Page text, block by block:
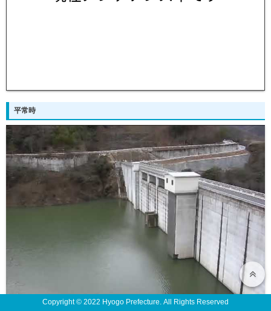
平常時
Copyright © 2022 Hyogo Prefecture. All Rights Reserved